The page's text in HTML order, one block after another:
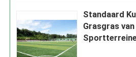
Standaard
Grasgras